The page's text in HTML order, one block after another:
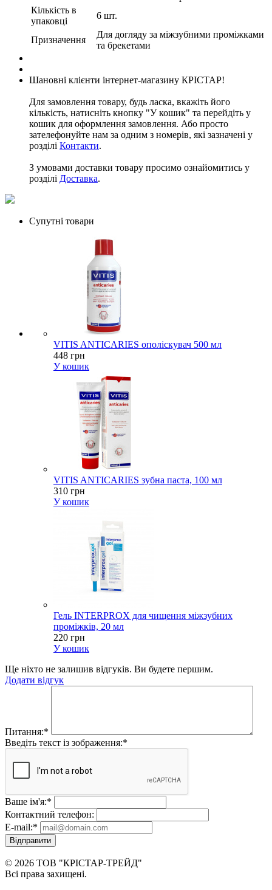
Кількість в
упаковці
6 шт.
Призначення
Для догляду за міжзубними проміжками
та брекетами
Шановні клієнти інтернет-магазину КРІСТАР!
Для замовлення товару, будь ласка, вкажіть його
кількість, натисніть кнопку "У кошик" та перейдіть у
кошик для оформлення замовлення. Або просто
зателефонуйте нам за одним з номерів, які зазначені у
розділі Контакти.
З умовами доставки товару просимо ознайомитись у
розділі Доставка.
Супутні товари
VITIS ANTICARIES ополіскувач 500 мл
448 грн
У кошик
VITIS ANTICARIES зубна паста, 100 мл
310 грн
У кошик
Гель INTERPROX для чищення міжзубних
проміжків, 20 мл
220 грн
У кошик
Ще ніхто не залишив відгуків. Ви будете першим.
Додати відгук
Питання:*
Введіть текст із зображення:*
Ваше ім'я:*
Контактний телефон:
E-mail:*
Відправити
© 2026 ТОВ "КРІСТАР-ТРЕЙД"
Всі права захищені.